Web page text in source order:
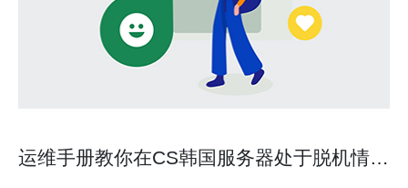
运维手册教你在CS韩国服务器处于脱机情况